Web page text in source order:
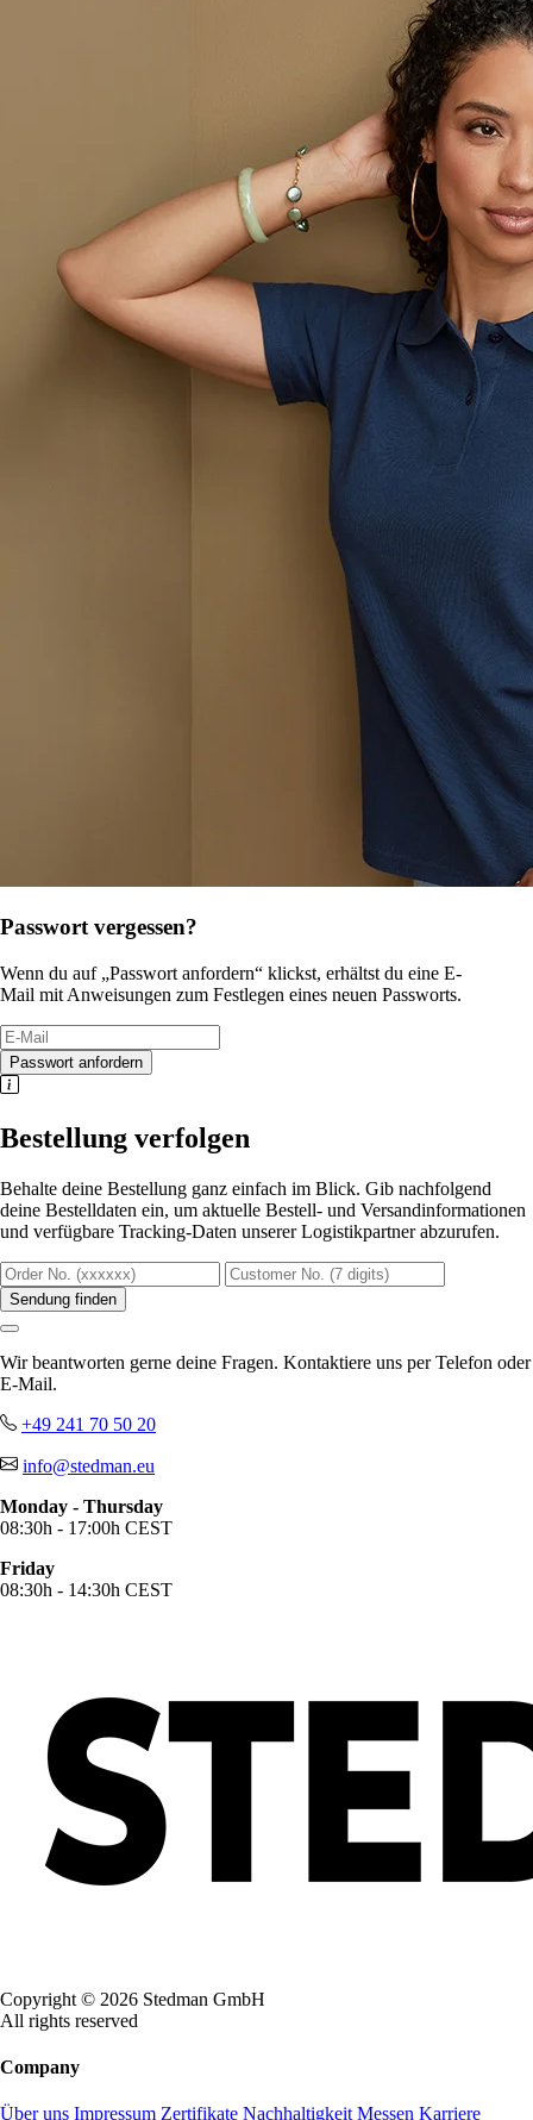
Passwort vergessen?
Wenn du auf „Passwort anfordern“ klickst, erhältst du eine E-
Mail mit Anweisungen zum Festlegen eines neuen Passworts.
Passwort anfordern
Bestellung verfolgen
Behalte deine Bestellung ganz einfach im Blick. Gib nachfolgend
deine Bestelldaten ein, um aktuelle Bestell- und Versandinformationen
und verfügbare Tracking-Daten unserer Logistikpartner abzurufen.
Sendung finden
Wir beantworten gerne deine Fragen. Kontaktiere uns per Telefon oder
E-Mail.
+49 241 70 50 20
info@stedman.eu
Monday - Thursday
08:30h - 17:00h CEST
Friday
08:30h - 14:30h CEST
Copyright © 2026 Stedman GmbH
All rights reserved
Company
Über uns Impressum Zertifikate Nachhaltigkeit Messen Karriere